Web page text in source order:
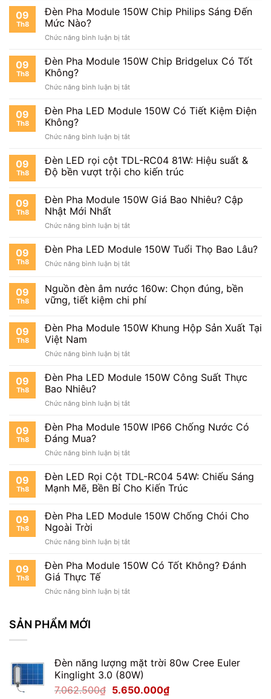
09
Th8
Đèn Pha Module 150W Chip Philips Sáng Đến
Mức Nào?
Chức năng bình luận bị tắtở
Pha
Module
Chip
Sáng
Nào?
09
Th8
Đèn Pha Module 150W Chip Bridgelux Có Tốt
Không?
Chức năng bình luận bị tắtở
Pha
Module
Chip
Có
Tốt
09
Th8
Đèn Pha LED Module 150W Có Tiết Kiệm Điện
Không?
Chức năng bình luận bị tắtở
Pha
LED
Module
Có
Điện
09
Th8
Đèn LED rọi cột TDL-RC04 81W: Hiệu suất &
Độ bền vượt trội cho kiến trúc
09
Th8
Đèn Pha Module 150W Giá Bao Nhiêu? Cập
Nhật Mới Nhất
Chức năng bình luận bị tắtở
Pha
Module
150W
Bao
Nhiêu?
Cập
Mới
09
Th8
Đèn Pha LED Module 150W Tuổi Thọ Bao Lâu?
Chức năng bình luận bị tắtở
Pha
LED
Module
Tuổi
Lâu?
09
Th8
Nguồn đèn âm nước 160w: Chọn đúng, bền
vững, tiết kiệm chi phí
09
Th8
Đèn Pha Module 150W Khung Hộp Sản Xuất Tại
Việt Nam
Chức năng bình luận bị tắtở
Pha
Module
Khung
Sản
Việt
09
Th8
Đèn Pha LED Module 150W Công Suất Thực
Bao Nhiêu?
Chức năng bình luận bị tắtở
Pha
LED
150W
Suất
Thực
09
Th8
Đèn Pha Module 150W IP66 Chống Nước Có
Đáng Mua?
Chức năng bình luận bị tắtở
Pha
Module
150W
Chống
Đáng
09
Th8
Đèn LED Rọi Cột TDL-RC04 54W: Chiếu Sáng
Mạnh Mẽ, Bền Bỉ Cho Kiến Trúc
09
Th8
Đèn Pha LED Module 150W Chống Chói Cho
Ngoài Trời
Chức năng bình luận bị tắtở
Pha
LED
150W
09
Th8
Đèn Pha Module 150W Có Tốt Không? Đánh
Giá Thực Tế
Chức năng bình luận bị tắtở
Không?
Đánh
Thực
SẢN PHẨM MỚI
Đèn năng lượng mặt trời 80w Cree Euler
Kinglight 3.0 (80W)
7.062.500₫ Giá
5.650.000₫Giá